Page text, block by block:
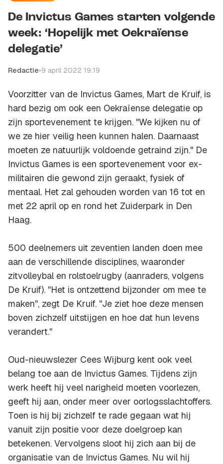
De Invictus Games starten volgende
week: ‘Hopelijk met Oekraïense
delegatie’
Redactie•9 april 2022 19:19
Voorzitter van de Invictus Games, Mart de Kruif, is
hard bezig om ook een Oekraïense delegatie op
zijn sportevenement te krijgen. "We kijken nu of
we ze hier veilig heen kunnen halen. Daarnaast
moeten ze natuurlijk voldoende getraind zijn." De
Invictus Games is een sportevenement voor ex-
militairen die gewond zijn geraakt, fysiek of
mentaal. Het zal gehouden worden van 16 tot en
met 22 april op en rond het Zuiderpark in Den
Haag.
500 deelnemers uit zeventien landen doen mee
aan de verschillende disciplines, waaronder
zitvolleybal en rolstoelrugby (aanraders, volgens
De Kruif). ''Het is ontzettend bijzonder om mee te
maken'', zegt De Kruif. ''Je ziet hoe deze mensen
boven zichzelf uitstijgen en hoe dat hun levens
verandert.''
Oud-nieuwslezer Cees Wijburg kent ook veel
belang toe aan de Invictus Games. Tijdens zijn
werk heeft hij veel narigheid moeten voorlezen,
geeft hij aan, onder meer over oorlogsslachtoffers.
Toen is hij bij zichzelf te rade gegaan wat hij
vanuit zijn positie voor deze doelgroep kan
betekenen. Vervolgens sloot hij zich aan bij de
organisatie van de Invictus Games. Nu wil hij